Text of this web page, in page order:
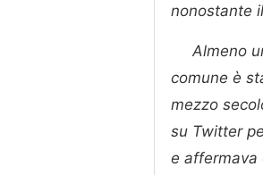
nonostante
Almeno
comune è
mezzo
su Twitter
e affermava